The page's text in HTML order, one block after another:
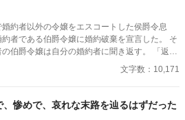
約者以外の令嬢をエスコートした侯爵令息
者である伯爵令嬢に婚約破棄を宣言した。 そ
伯爵令嬢は自分の婚約者に聞き返す。 「返
しは何を言えばいいのでしょうか？」 侯爵
子爵令嬢も一緒になって婚約破棄を告げられ
思われるのですか？」 ※この世界の貴族
』だと思って下さい…… ◇テンプレ婚約
文字数：10,171
、惨めで、哀れな末路を辿るはずだった